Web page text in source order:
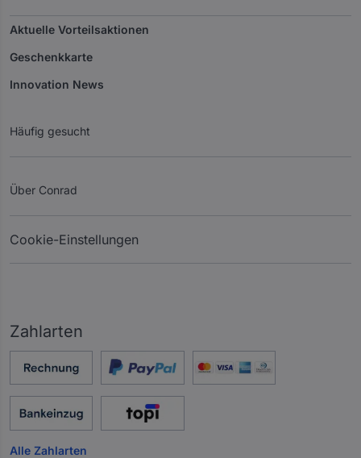
Aktuelle Vorteilsaktionen
Geschenkkarte
Innovation News
Häufig gesucht
Über Conrad
Cookie-Einstellungen
Zahlarten
Alle Zahlarten